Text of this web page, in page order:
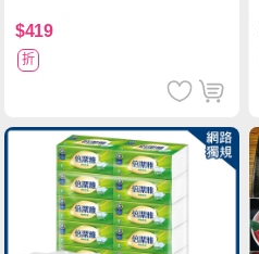
$419
折